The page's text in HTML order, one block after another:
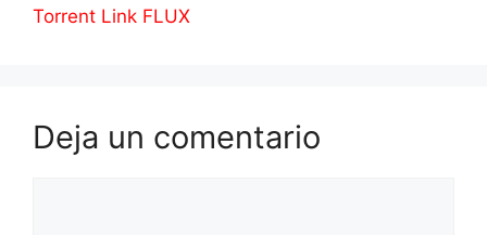
Torrent Link FLUX
Deja un comentario